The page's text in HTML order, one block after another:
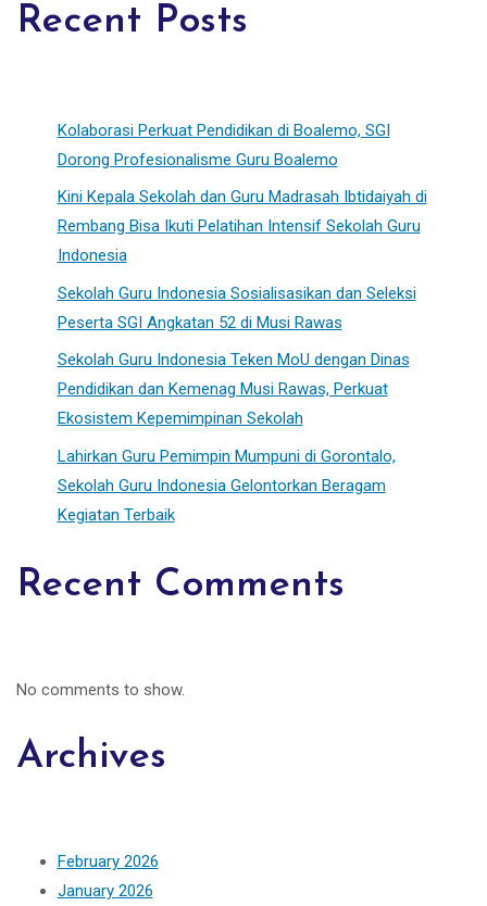
Recent Posts
Kolaborasi Perkuat Pendidikan di Boalemo, SGI
Dorong Profesionalisme Guru Boalemo
Kini Kepala Sekolah dan Guru Madrasah Ibtidaiyah di
Rembang Bisa Ikuti Pelatihan Intensif Sekolah Guru
Indonesia
Sekolah Guru Indonesia Sosialisasikan dan Seleksi
Peserta SGI Angkatan 52 di Musi Rawas
Sekolah Guru Indonesia Teken MoU dengan Dinas
Pendidikan dan Kemenag Musi Rawas, Perkuat
Ekosistem Kepemimpinan Sekolah
Lahirkan Guru Pemimpin Mumpuni di Gorontalo,
Sekolah Guru Indonesia Gelontorkan Beragam
Kegiatan Terbaik
Recent Comments
No comments to show.
Archives
February 2026
January 2026